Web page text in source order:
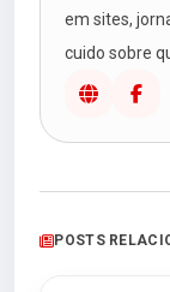
em sites,
cuido sobre
POSTS